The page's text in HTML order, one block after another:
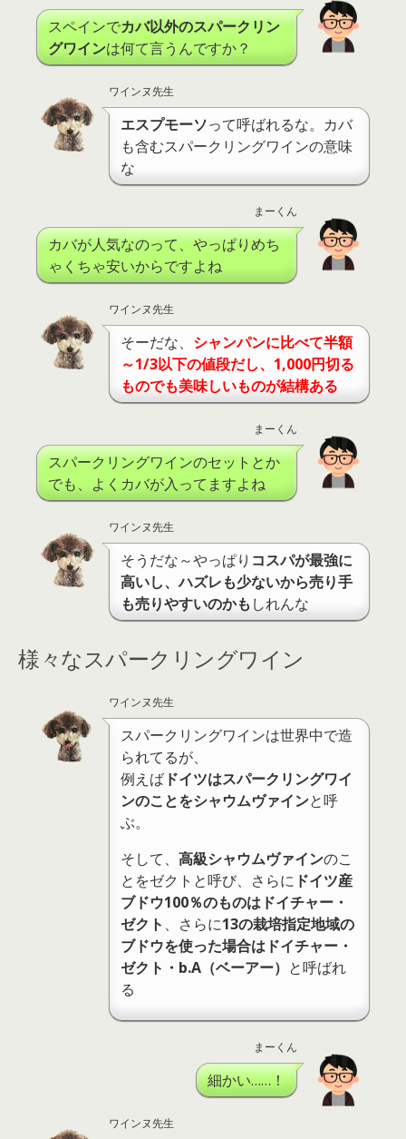
スペインでカバ以外のスパークリン
グワインは何て言うんですか？
ワインヌ先生
エスプモーソって呼ばれるな。カバ
も含むスパークリングワインの意味
な
まーくん
カバが人気なのって、やっぱりめち
ゃくちゃ安いからですよね
ワインヌ先生
そーだな、 シャンパンに比べて半額
～1/3以下の値段だし、1,000円切る
ものでも美味しいものが結構ある
まーくん
スパークリングワインのセットとか
でも、よくカバが入ってますよね
ワインヌ先生
そうだな～やっぱり コスパが最強に
高いし、ハズレも少ないから売り手
も売りやすいのかも しれんな
様々なスパークリングワイン
ワインヌ先生
スパークリングワインは世界中で造
られてるが、
例えば ドイツはスパークリングワイ
ンのことをシャウムヴァインと呼
ぶ。
そして、 高級シャウムヴァインのこ
とをゼクトと呼び、さらに ドイツ産
ブドウ100％のものはドイチャー・
ゼクト 、さらに13の栽培指定地域の
ブドウを使った場合はドイチャー・
ゼクト・b.A（ベーアー） と呼ばれ
る
まーくん
細かい……！
ワインヌ先生